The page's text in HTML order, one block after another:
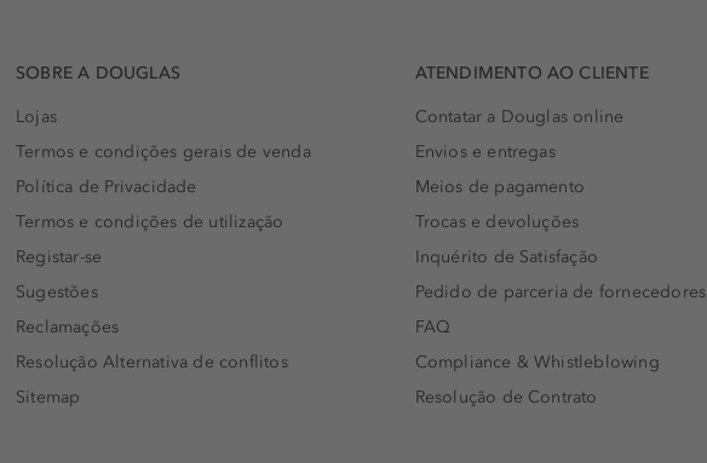
SOBRE A DOUGLAS
Lojas
Termos e condições gerais de venda
Política de Privacidade
Termos e condições de utilização
Registar-se
Sugestões
Reclamações
Resolução Alternativa de conflitos
Sitemap
ATENDIMENTO AO CLIENTE
Contatar a Douglas online
Envios e entregas
Meios de pagamento
Trocas e devoluções
Inquérito de Satisfação
Pedido de parceria de fornecedores
FAQ
Compliance & Whistleblowing
Resolução de Contrato